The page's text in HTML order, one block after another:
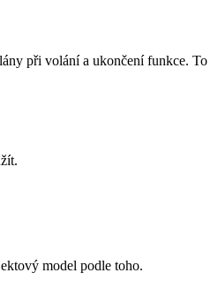
při volání a ukončení funkce. To
model podle toho.